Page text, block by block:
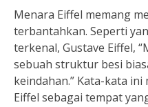
Menara Eiffel memang
terbantahkan. Seperti
terkenal, Gustave Eiffel,
sebuah struktur besi
keindahan.” Kata-kata
Eiffel sebagai tempat